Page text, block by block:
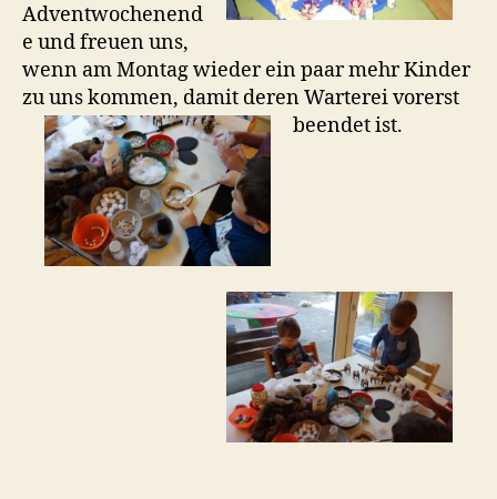
Adventwochenend
e und freuen uns,
wenn am Montag wieder ein paar mehr Kinder
zu uns kommen, damit deren Warterei vorerst
beendet ist.